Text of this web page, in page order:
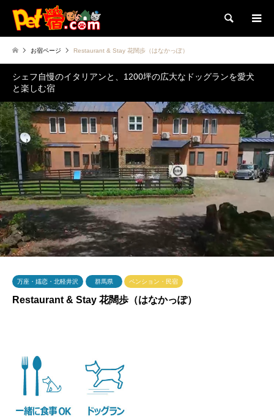
検索
お宿ページ Restaurant & Stay 花闊歩（はなかっぽ）
シェフ自慢のイタリアンと、1200坪の広大なドッグランを愛犬
と楽しむ宿
万座・嬬恋・北軽井沢 群馬県 ペンション・民宿
Restaurant & Stay 花闊歩（はなかっぽ）